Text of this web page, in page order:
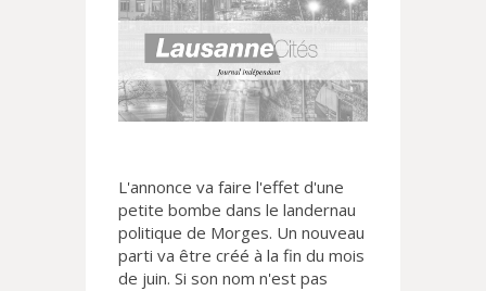
L'annonce va faire l'effet d'une
petite bombe dans le landernau
politique de Morges. Un nouveau
parti va être créé à la fin du mois
de juin. Si son nom n'est pas